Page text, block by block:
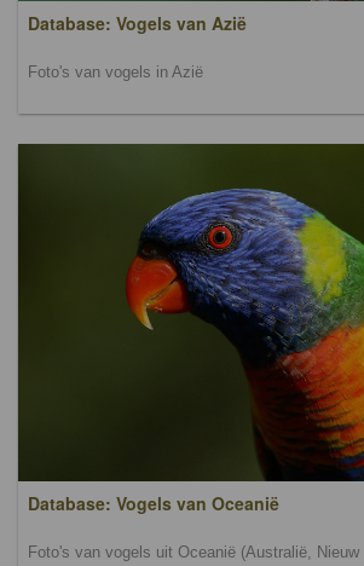
Database: Vogels van Azië
Foto's van vogels in Azië
Database: Vogels van Oceanië
Foto's van vogels uit Oceanië (Australië, Nieuw